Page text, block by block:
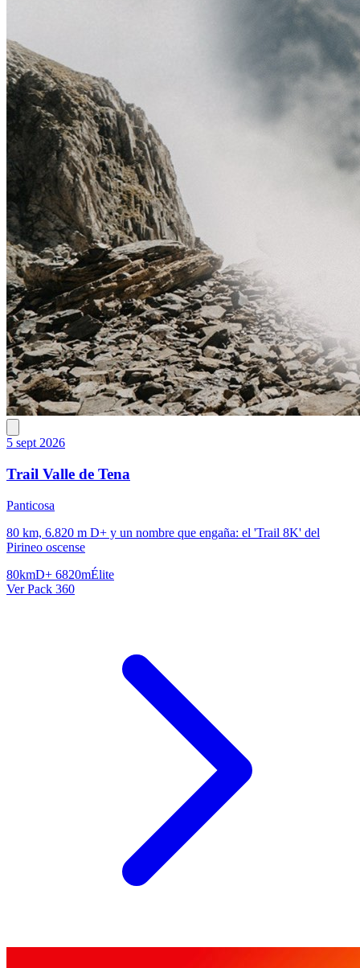
5 sept 2026
Trail Valle de Tena
Panticosa
80 km, 6.820 m D+ y un nombre que engaña: el 'Trail 8K' del
Pirineo oscense
80kmD+ 6820mÉlite
Ver Pack 360